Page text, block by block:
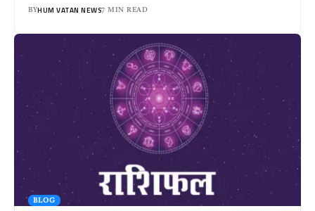
BYHUM VATAN NEWS7 MIN READ
BLOG